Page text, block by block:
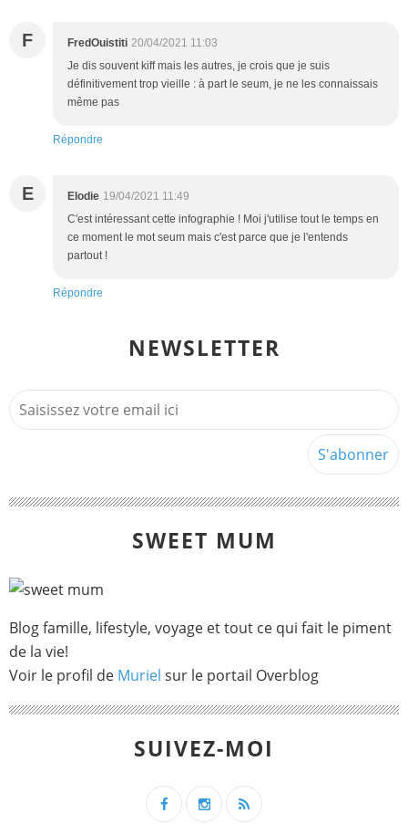
F FredOuistiti 20/04/2021 11:03
Je dis souvent kiff mais les autres, je crois que je suis
définitivement trop vieille : à part le seum, je ne les connaissais
même pas
Répondre
E Elodie 19/04/2021 11:49
C'est intéressant cette infographie ! Moi j'utilise tout le temps en
ce moment le mot seum mais c'est parce que je l'entends
partout !
Répondre
NEWSLETTER
SWEET MUM
Blog famille, lifestyle, voyage et tout ce qui fait le piment
de la vie!
Voir le profil de Muriel sur le portail Overblog
SUIVEZ-MOI